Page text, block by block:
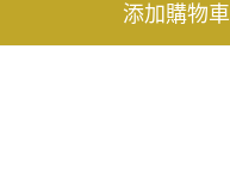
添加購物車